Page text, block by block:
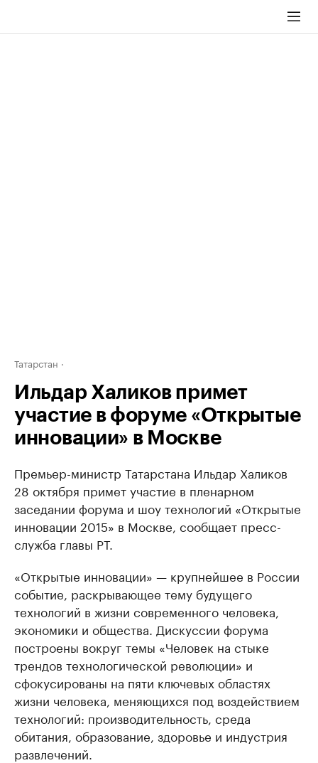
Татарстан
Ильдар Халиков примет
участие в форуме «Открытые
инновации» в Москве
Премьер-министр Татарстана Ильдар Халиков
28 октября примет участие в пленарном
заседании форума и шоу технологий «Открытые
инновации 2015» в Москве, сообщает пресс-
служба главы РТ.
«Открытые инновации» — крупнейшее в России
событие, раскрывающее тему будущего
технологий в жизни современного человека,
экономики и общества. Дискуссии форума
построены вокруг темы «Человек на стыке
трендов технологической революции» и
сфокусированы на пяти ключевых областях
жизни человека, меняющихся под воздействием
технологий: производительность, среда
обитания, образование, здоровье и индустрия
развлечений.